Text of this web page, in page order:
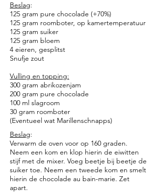
Beslag:
Verwarm de oven voor op 160 graden.
Neem een kom en klop hierin de eiwitten
stijf met de mixer. Voeg beetje bij beetje de
suiker toe. Neem een tweede kom en smelt
hierin de chocolade au bain-marie. Zet
apart.
Beslag:
125 gram pure chocolade (+70%)
125 gram roomboter, op kamertemperatuur
125 gram suiker
125 gram bloem
4 eieren, gesplitst
Snufje zout
Vulling en topping:
300 gram abrikozenjam
200 gram pure chocolade
100 ml slagroom
30 gram roomboter
(Eventueel wat Marillenschnapps)